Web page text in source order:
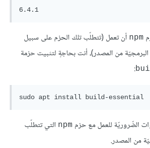
npm أن تعمل (تتطلّب تلك الحزم على سبيل
البرمجيّة من المصدر)، أنت بحاجةٍ لتثبيت حزمة
:
sudo apt install build
الضّروريّة للعمل مع حزم npm التي تتطلّب
من المصدر.